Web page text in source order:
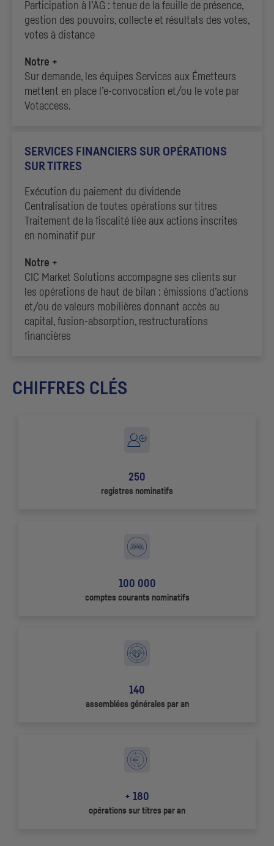
Participation à l’AG : tenue de la feuille de présence,
gestion des pouvoirs, collecte et résultats des votes,
votes à distance
Notre +
Sur demande, les équipes Services aux Émetteurs
mettent en place l’e-convocation et/ou le vote par
Votaccess.
SERVICES FINANCIERS SUR OPÉRATIONS
SUR TITRES
Exécution du paiement du dividende
Centralisation de toutes opérations sur titres
Traitement de la fiscalité liée aux actions inscrites
en nominatif pur
Notre +
CIC Market Solutions accompagne ses clients sur
les opérations de haut de bilan : émissions d’actions
et/ou de valeurs mobilières donnant accès au
capital, fusion-absorption, restructurations
financières
CHIFFRES CLÉS
250
registres nominatifs
100 000
comptes courants nominatifs
140
assemblées générales par an
+ 180
opérations sur titres par an